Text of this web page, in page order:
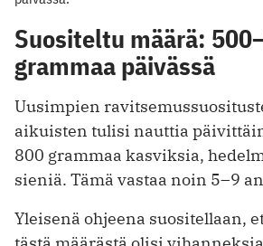
Suositeltu määrä:
grammaa päivässä
Uusimpien
aikuisten tulisi nauttia
800 grammaa kasviksia,
sieniä. Tämä vastaa noin 5–9
Yleisenä ohjeena suositellaan,